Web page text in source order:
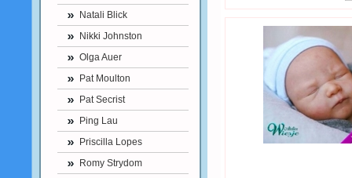
Natali Blick
Nikki Johnston
Olga Auer
Pat Moulton
Pat Secrist
Ping Lau
Priscilla Lopes
Romy Strydom